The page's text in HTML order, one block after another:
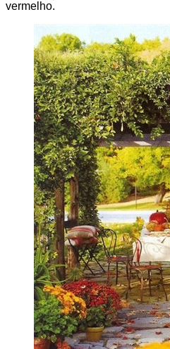
vermelho.